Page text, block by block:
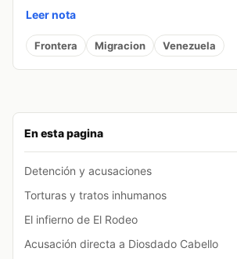
En esta pagina
Detención y acusaciones
Torturas y tratos inhumanos
El infierno de El Rodeo
Acusación directa a Diosdado Cabello
Leer nota
Frontera Migracion Venezuela